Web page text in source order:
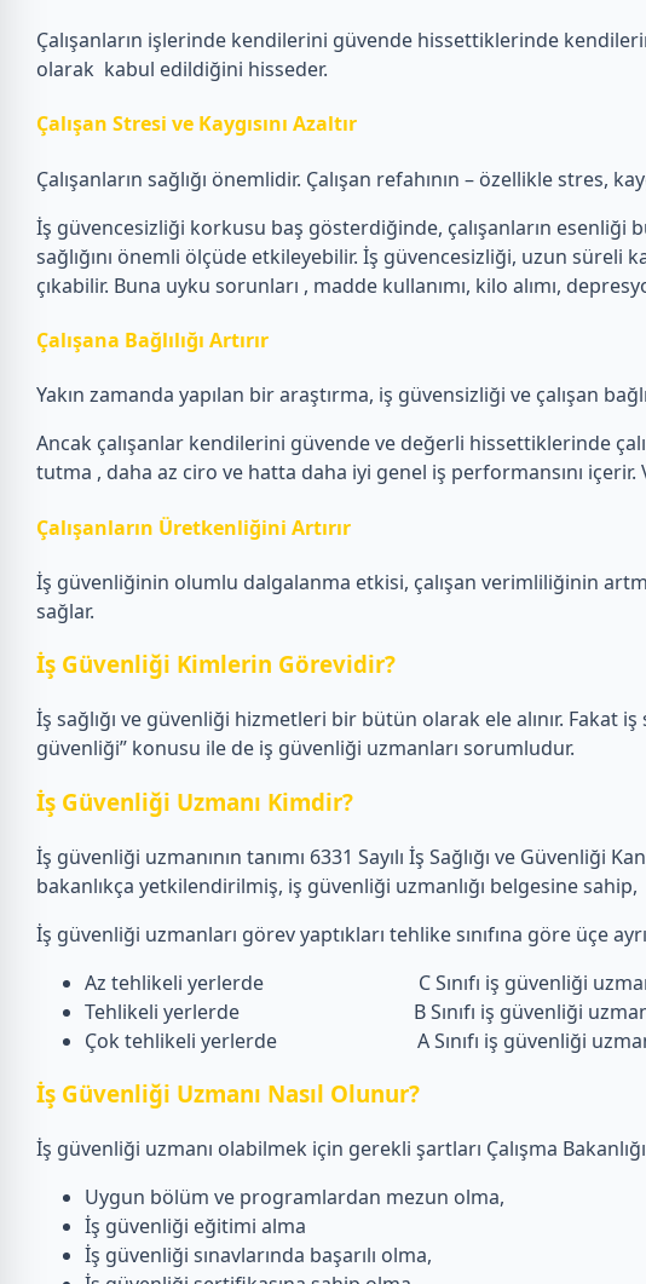
Çalışanların işlerinde kendilerini güvende hissettiklerinde
olarak kabul edildiğini hisseder.
Çalışan Stresi ve Kaygısını Azaltır
Çalışanların sağlığı önemlidir. Çalışan refahının – özellikle
İş güvencesizliği korkusu baş gösterdiğinde, çalışanların esenliği
sağlığını önemli ölçüde etkileyebilir. İş güvencesizliği, uzun
çıkabilir. Buna uyku sorunları , madde kullanımı, kilo alımı,
Çalışana Bağlılığı Artırır
Yakın zamanda yapılan bir araştırma, iş güvensizliği ve çalışan
Ancak çalışanlar kendilerini güvende ve değerli hissettiklerinde
tutma , daha az ciro ve hatta daha iyi genel iş performansını
Çalışanların Üretkenliğini Artırır
İş güvenliğinin olumlu dalgalanma etkisi, çalışan verimliliğinin
sağlar.
İş Güvenliği Kimlerin Görevidir?
İş sağlığı ve güvenliği hizmetleri bir bütün olarak ele alınır. Fakat
güvenliği” konusu ile de iş güvenliği uzmanları sorumludur.
İş Güvenliği Uzmanı Kimdir?
İş güvenliği uzmanının tanımı 6331 Sayılı İş Sağlığı ve
bakanlıkça yetkilendirilmiş, iş güvenliği uzmanlığı belgesine sahip,
İş güvenliği uzmanları görev yaptıkları tehlike sınıfına göre üçe
Az tehlikeli yerlerde C Sınıfı iş güvenliği
Tehlikeli yerlerde B Sınıfı iş güvenliği
Çok tehlikeli yerlerde A Sınıfı iş güvenliği uzmanı
İş Güvenliği Uzmanı Nasıl Olunur?
İş güvenliği uzmanı olabilmek için gerekli şartları Çalışma
Uygun bölüm ve programlardan mezun olma,
İş güvenliği eğitimi alma
İş güvenliği sınavlarında başarılı olma,